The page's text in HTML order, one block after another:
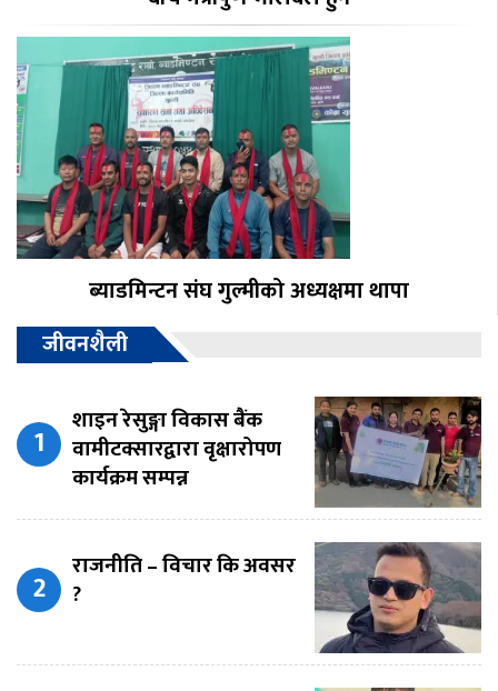
ब्याडमिन्टन संघ गुल्मीको अध्यक्षमा थापा
जीवनशैली
शाइन रेसुङ्गा विकास बैंक
वामीटक्सारद्वारा वृक्षारोपण
कार्यक्रम सम्पन्न
राजनीति – विचार कि अवसर
?